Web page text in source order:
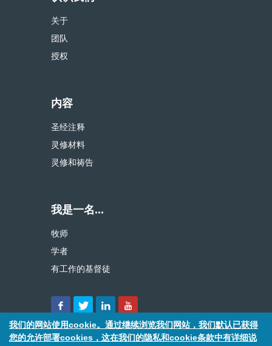
关于
团队
授权
内容
圣经注释
灵修材料
灵修和祷告
我是一名...
牧师
学者
有工作的基督徒
我们的网站使用cookie。通过继续浏览我们网站，我们默认已获得
您的允许部署cookies，这在我们的隐私和cookie条款中有详细说